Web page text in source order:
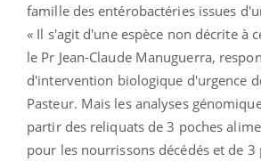
famille des entérobactéries issues
« Il s'agit d'une espèce non décrite à
le Pr Jean-Claude Manuguerra,
d'intervention biologique d'urgence
Pasteur. Mais les analyses
partir des reliquats de 3 poches
pour les nourrissons décédés et de 3